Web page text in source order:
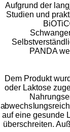
Aufgrund der
Studien und
PANDA
Dem Produkt
oder Laktose
auf eine gesunde
überschreiten.